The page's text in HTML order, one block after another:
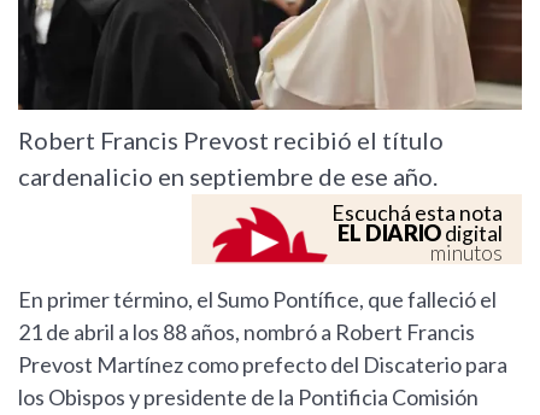
Robert Francis Prevost recibió el título
cardenalicio en septiembre de ese año.
Escuchá esta nota
EL DIARIOdigital
minutos
En primer término, el Sumo Pontífice, que falleció el
21 de abril a los 88 años, nombró a Robert Francis
Prevost Martínez como prefecto del Discaterio para
los Obispos y presidente de la Pontificia Comisión